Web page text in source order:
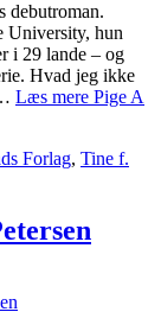
debutroman.
University, hun
i 29 lande – og
Hvad jeg ikke
Læs mere Pige A
Forlag, Tine f.